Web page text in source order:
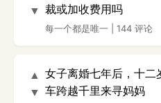
▼ 裁或加收费用吗
每一个都是唯一 144 评论
▲
▼
女子离婚七年后，十二
车跨越千里来寻妈妈